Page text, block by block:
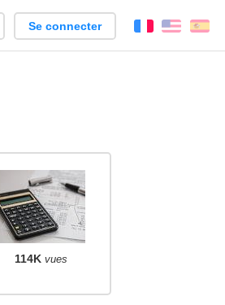
Se connecter FrançaisEnglish
114K vues